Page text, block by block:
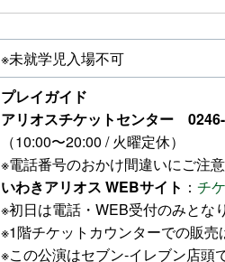
※未就学児入場不可
プレイガイド
アリオスチケットセンター
（10:00〜20:00 / 火曜定休）
※電話番号のおかけ間違いにご注意
いわきアリオス WEBサイト ： チ
※初日は電話・WEB受付のみとな
※1階チケットカウンターでの販売
※この公演はセブン‐イレブン店